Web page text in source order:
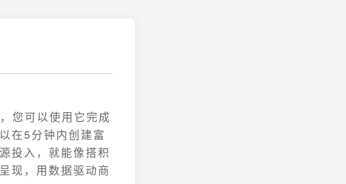
您可以使用它完成
在5分钟内创建富
投入，就能像搭积
现，用数据驱动商